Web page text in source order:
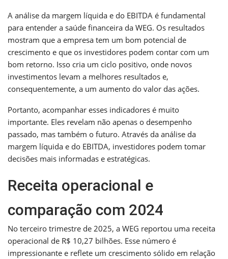
A análise da margem líquida e do EBITDA é fundamental
para entender a saúde financeira da WEG. Os resultados
mostram que a empresa tem um bom potencial de
crescimento e que os investidores podem contar com um
bom retorno. Isso cria um ciclo positivo, onde novos
investimentos levam a melhores resultados e,
consequentemente, a um aumento do valor das ações.
Portanto, acompanhar esses indicadores é muito
importante. Eles revelam não apenas o desempenho
passado, mas também o futuro. Através da análise da
margem líquida e do EBITDA, investidores podem tomar
decisões mais informadas e estratégicas.
Receita operacional e
comparação com 2024
No terceiro trimestre de 2025, a WEG reportou uma receita
operacional de R$ 10,27 bilhões. Esse número é
impressionante e reflete um crescimento sólido em relação